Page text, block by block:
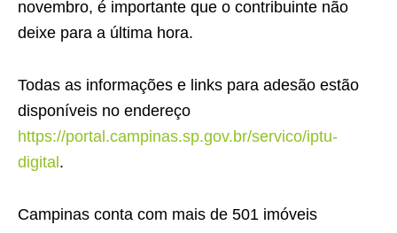
novembro, é importante que o contribuinte não
deixe para a última hora.
Todas as informações e links para adesão estão
disponíveis no endereço
https://portal.campinas.sp.gov.br/servico/iptu-
digital .
Campinas conta com mais de 501 imóveis